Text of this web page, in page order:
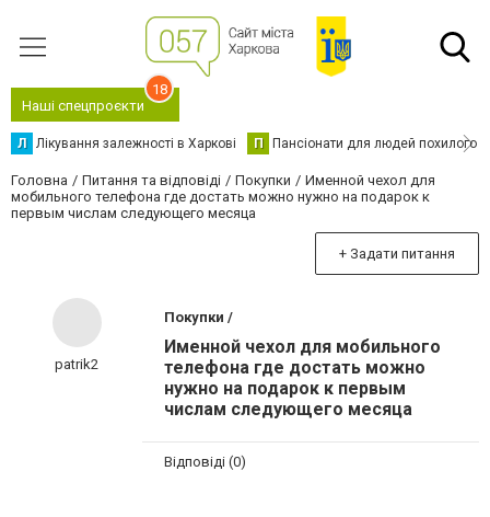
Наші спецпроєкти
18
Л Лікування залежності в Харкові П Пансіонати для людей похилого
Головна Питання та відповіді Покупки
Именной чехол для
мобильного телефона где достать можно нужно на подарок к
первым числам следующего месяца
+ Задати питання
patrik2
Покупки /
Именной чехол для мобильного
телефона где достать можно
нужно на подарок к первым
числам следующего месяца
Відповіді (0)